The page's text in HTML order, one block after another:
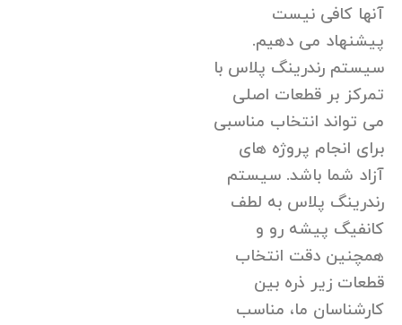
آنها کافی نیست
پیشنهاد می دهیم.
سیستم رندرینگ پلاس با
تمرکز بر قطعات اصلی
می تواند انتخاب مناسبی
برای انجام پروژه های
آزاد شما باشد. سیستم
رندرینگ پلاس به لطف
کانفیگ پیشه رو و
همچنین دقت انتخاب
قطعات زیر ذره بین
کارشناسان ما، مناسب